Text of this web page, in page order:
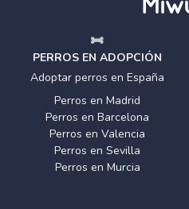
PERROS EN ADOPCIÓN
Adoptar perros en España
Perros en Madrid
Perros en Barcelona
Perros en Valencia
Perros en Sevilla
Perros en Murcia